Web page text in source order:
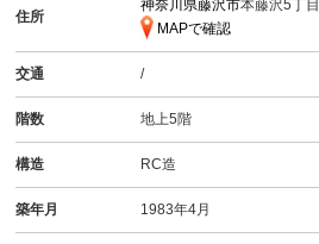
住所
神奈川県藤沢市本藤沢5丁目
MAPで確認
交通 /
階数 地上5階
構造 RC造
築年月 1983年4月